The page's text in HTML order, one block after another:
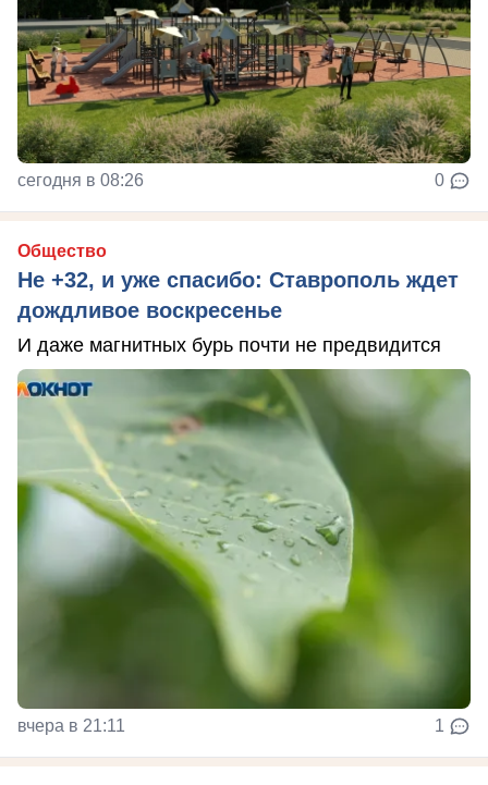
сегодня в 08:26 0
Общество
Не +32, и уже спасибо: Ставрополь ждет
дождливое воскресенье
И даже магнитных бурь почти не предвидится
вчера в 21:11 1